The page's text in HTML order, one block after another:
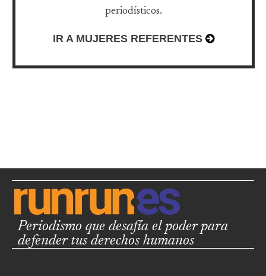
periodísticos.
IR A MUJERES REFERENTES
Periodismo que desafía el poder para
defender tus derechos humanos